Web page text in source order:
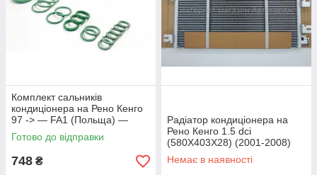
Комплект сальників
кондиціонера на Рено Кенго
97 -> — FA1 (Польща) —
3418003
Готово до відправки
748 ₴
Радіатор кондиціонера на
Рено Кенго 1.5 dci
(580X403X28) (2001-2008)
THERMOTEC - KTT110040
Немає в наявності